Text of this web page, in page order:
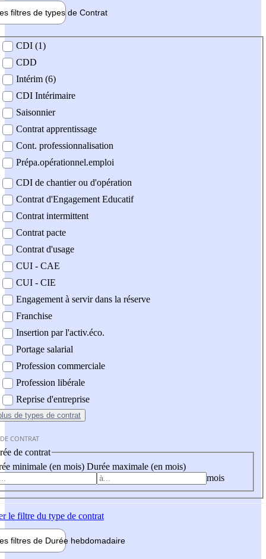
filtres de types de Contrat
contrat
CDI (1)
CDD
Intérim (6)
CDI Intérimaire
Saisonnier
Contrat apprentissage
Cont. professionnalisation
Prépa.opérationnel.emploi
CDI de chantier ou d'opération
Contrat d'Engagement Educatif
Contrat intermittent
Contrat pacte
Contrat d'usage
CUI - CAE
CUI - CIE
Engagement à servir dans la réserve
Franchise
Insertion par l'activ.éco.
Portage salarial
Profession commerciale
Profession libérale
Reprise d'entreprise
de types de contrat
CONTRAT
de contrat
minimale (en mois) Durée maximale (en mois)
mois
le filtre du type de contrat
filtres de Durée hebdomadaire